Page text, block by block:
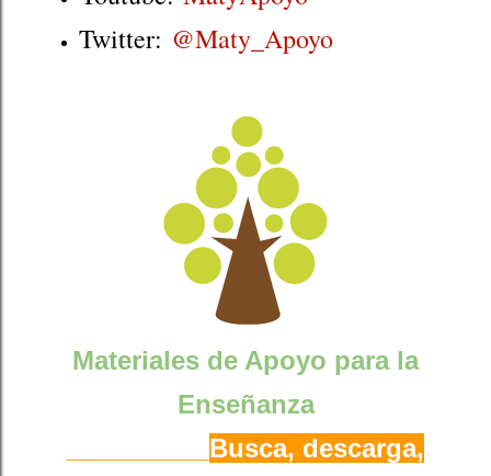
Twitter: @Maty_Apoyo
Materiales de Apoyo para la
Enseñanza
Busca, descarga,